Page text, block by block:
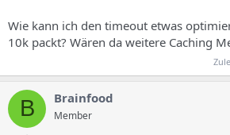
Wie kann ich den timeout etwas
10k packt? Wären da weitere Caching
B Brainfood
Member